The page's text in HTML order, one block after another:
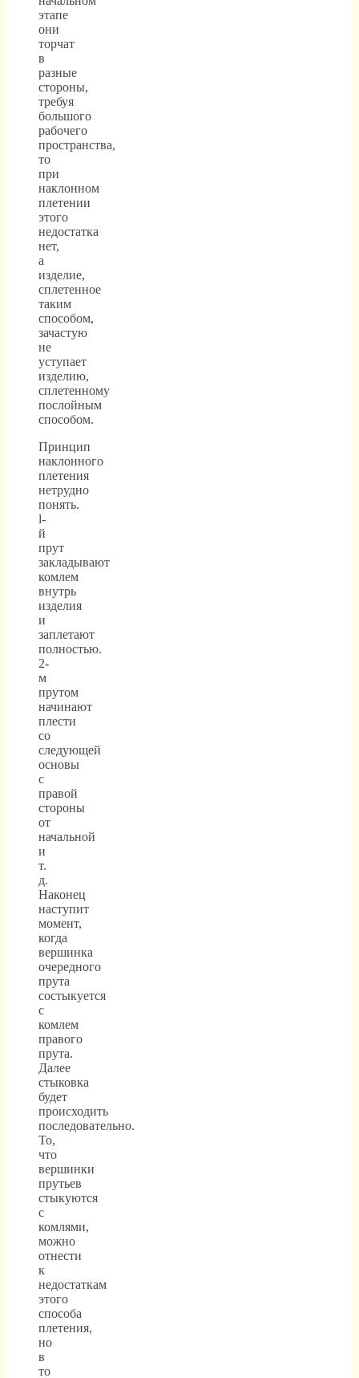
этапе
они
торчат
в
разные
стороны,
требуя
большого
рабочего
пространства,
то
при
наклонном
плетении
этого
недостатка
нет,
а
изделие,
сплетенное
таким
способом,
зачастую
не
уступает
изделию,
сплетенному
послойным
способом.
Принцип
наклонного
плетения
нетрудно
понять.
l-
й
прут
закладывают
комлем
внутрь
изделия
и
заплетают
полностью.
2-
м
прутом
начинают
плести
со
следующей
основы
с
правой
стороны
от
начальной
и
т.
д.
Наконец
наступит
момент,
когда
вершинка
очередного
прута
состыкуется
с
комлем
правого
прута.
Далее
стыковка
будет
происходить
последовательно.
То,
что
вершинки
прутьев
стыкуются
с
комлями,
можно
отнести
к
недостаткам
этого
способа
плетения,
но
в
то